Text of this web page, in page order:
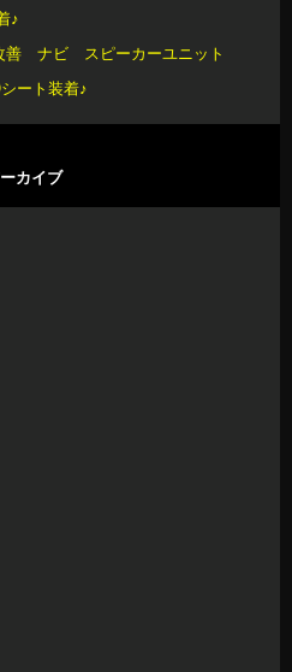
♪
善 ナビ スピーカーユニット
ート装着♪
カイブ